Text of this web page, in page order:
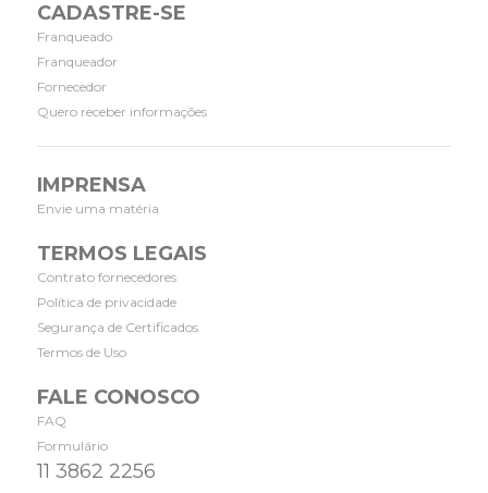
CADASTRE-SE
Franqueado
Franqueador
Fornecedor
Quero receber informações
IMPRENSA
Envie uma matéria
TERMOS LEGAIS
Contrato fornecedores
Política de privacidade
Segurança de Certificados
Termos de Uso
FALE CONOSCO
FAQ
Formulário
11 3862 2256